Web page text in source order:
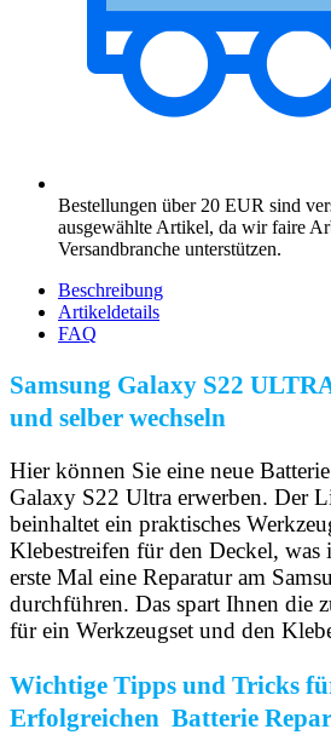
Bestellungen über 20 EUR sind
ausgewählte Artikel, da wir faire
Versandbranche unterstützen.
Beschreibung
Artikeldetails
FAQ
Samsung Galaxy S22
und selber wechseln
Hier können Sie eine neue
Galaxy S22 Ultra erwerben. Der
beinhaltet ein praktisches
Klebestreifen für den Deckel, was
erste Mal eine Reparatur am
durchführen. Das spart Ihnen die
für ein Werkzeugset und den
Wichtige Tipps und Tricks
Erfolgreichen Batterie